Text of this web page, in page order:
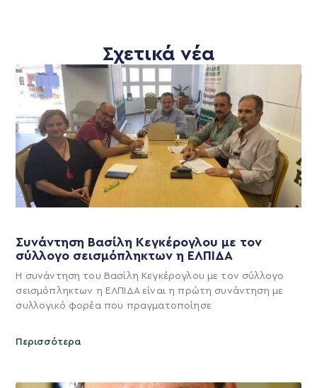
Σχετικά νέα
Συνάντηση Βασίλη Κεγκέρογλου με τον
σύλλογο σεισμόπληκτων η ΕΛΠΙΔΑ
Η συνάντηση του Βασίλη Κεγκέρογλου με τον σύλλογο
σεισμόπληκτων η ΕΛΠΙΔΑ είναι η πρώτη συνάντηση με
συλλογικό φορέα που πραγματοποίησε
Περισσότερα